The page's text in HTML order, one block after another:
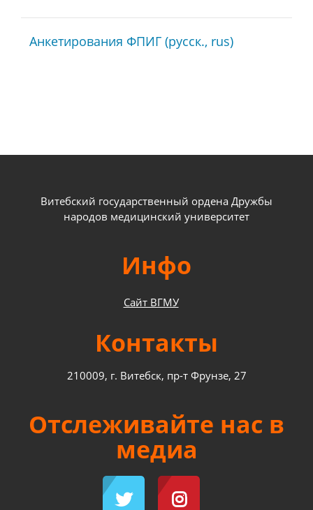
Анкетирования ФПИГ (русск., rus)
Витебский государственный ордена Дружбы
народов медицинский университет
Инфо
Сайт ВГМУ
Контакты
210009, г. Витебск, пр-т Фрунзе, 27
Отслеживайте нас в
медиа